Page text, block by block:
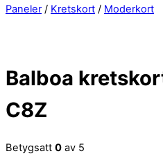
Paneler / Kretskort / Moderkort
Balboa
C8Z
Betygsatt 0 av 5